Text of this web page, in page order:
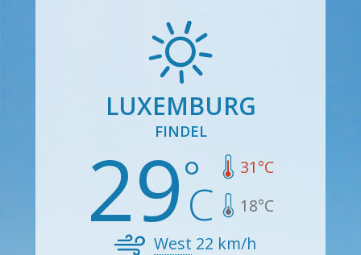
LUXEMBURG
FINDEL
29 31°C
18°C
West 22 km/h